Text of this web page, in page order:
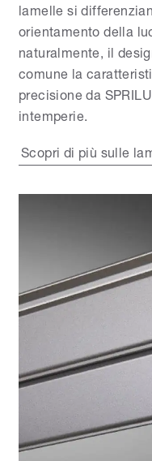
lamelle si
orientamento della
naturalmente, il
comune la
precisione da
intemperie.
Scopri di più sulle